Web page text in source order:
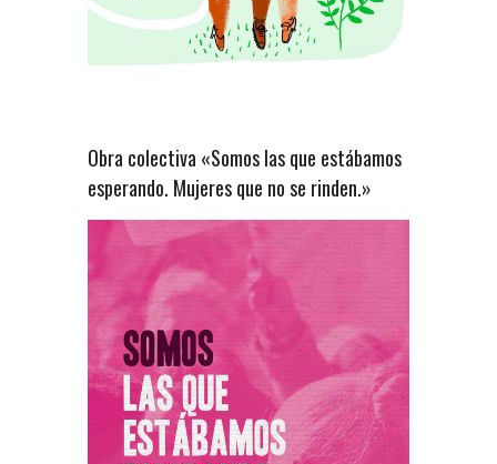
Obra colectiva «Somos las que estábamos
esperando. Mujeres que no se rinden.»